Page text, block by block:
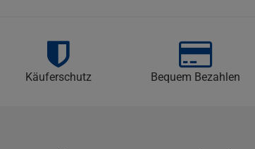
Käuferschutz Bequem Bezahlen